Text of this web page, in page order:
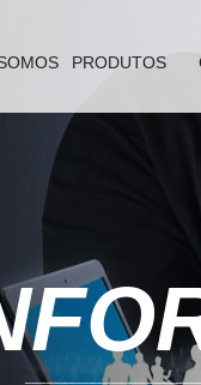
PRODUTOS